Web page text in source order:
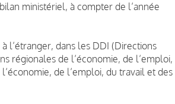
ministériel, à compter de l’année
l’étranger, dans les DDI (Directions
régionales de l’économie, de l’emploi,
de l’emploi, du travail et des